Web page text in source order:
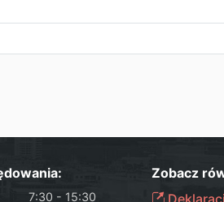
7:30 - 15:30
Zobacz